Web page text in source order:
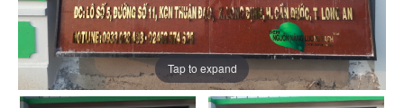
Tap to expand